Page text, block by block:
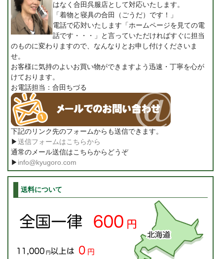
はなく合田呉服店として対応いたします。
「着物と寝具の合田（ごうだ）です！」
電話で応対いたします「ホームページを見ての電
話です・・・」と言っていただければすぐに担当
のものに変わりますので、なんなりとお申し付けくださいま
せ。
お客様に気持のよいお買い物ができますよう迅速・丁寧を心が
けております。
お電話担当：合田ちづる
下記のリンク先のフォームからも送信できます。
▶送信フォームはこちらから
通常のメール送信はこちらからどうぞ
▶ info@kyugoro.com
送料について